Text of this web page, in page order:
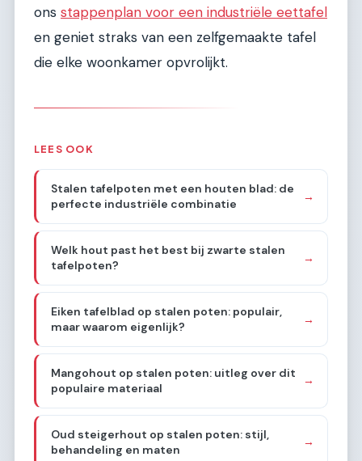
ons stappenplan voor een industriële eettafel
en geniet straks van een zelfgemaakte tafel
die elke woonkamer opvrolijkt.
LEES OOK
Stalen tafelpoten met een houten blad: de
perfecte industriële combinatie
→
Welk hout past het best bij zwarte stalen
tafelpoten?
→
Eiken tafelblad op stalen poten: populair,
maar waarom eigenlijk?
→
Mangohout op stalen poten: uitleg over dit
populaire materiaal
→
Oud steigerhout op stalen poten: stijl,
behandeling en maten
→